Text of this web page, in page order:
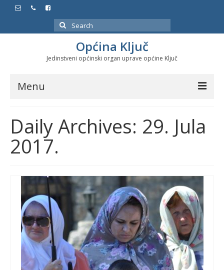
Search
for:
Općina Ključ
Jedinstveni općinski organ uprave općine Ključ
Menu
Službeni glasnici
Javne nabavke
Značajni datumi i manifestacije
Program energetske efikasnosti u stambenom
sektoru
Daily Archives: 29. Jula
2017.